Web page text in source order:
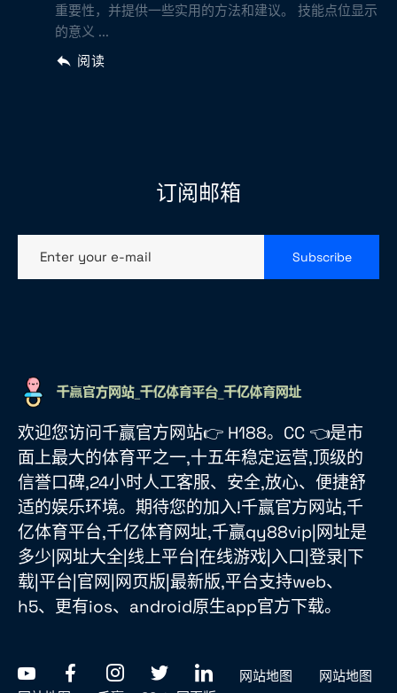
重要性，并提供一些实用的方法和建议。 技能点位显示
的意义 ...
阅读
订阅邮箱
Enter your e-mail Subscribe
欢迎您访问千赢官方网站👉 H188。CC 👈是市
面上最大的体育平之一,十五年稳定运营,顶级的
信誉口碑,24小时人工客服、安全,放心、便捷舒
适的娱乐环境。期待您的加入!千赢官方网站,千
亿体育平台,千亿体育网址,千赢qy88vip|网址是
多少|网址大全|线上平台|在线游戏|入口|登录|下
载|平台|官网|网页版|最新版,平台支持web、
h5、更有ios、android原生app官方下载。
网站地图
网站地图